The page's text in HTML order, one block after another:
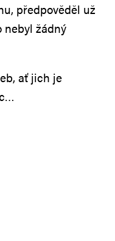
předpověděl už
nebyl žádný
ať jich je